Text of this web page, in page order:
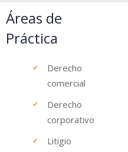
Áreas de
Práctica
Derecho
comercial
Derecho
corporativo
Litigio